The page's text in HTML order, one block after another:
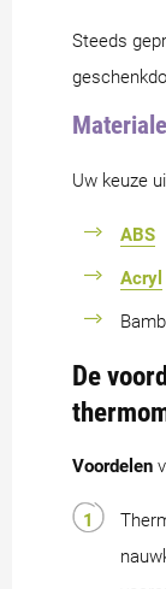
Steeds
Uw keuze
ABS
Acryl
De
Voordelen